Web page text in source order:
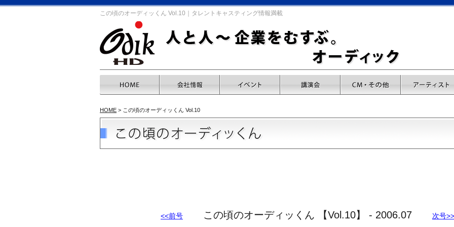
この頃のオーディッくん Vol.10｜タレントキャスティング情報満載
HOME > この頃のオーディッくん Vol.10
<<前号 この頃のオーディッくん 【Vol.10】 - 2006.07 次号>>